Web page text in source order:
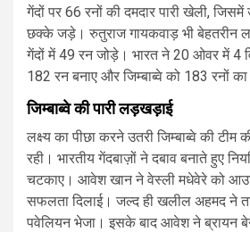
गेंदों पर 66 रनों की दमदार पारी खेली,
छक्के जड़े। रुतुराज गायकवाड़ भी
गेंदों में 49 रन जोड़े। भारत ने 20 ओवर में
182 रन बनाए और जिम्बाब्वे को 183 रनों का
जिम्बाब्वे की पारी लड़खड़ाई
लक्ष्य का पीछा करने उतरी जिम्बाब्वे की
रही। भारतीय गेंदबाज़ों ने दबाव बनाते हुए
चटकाए। आवेश खान ने वेस्ली मधेवेरे को
सफलता दिलाई। जल्द ही खलील अहमद ने
पवेलियन भेजा। इसके बाद आवेश ने ब्रायन